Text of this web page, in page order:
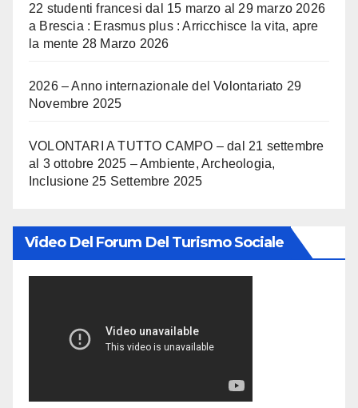
22 studenti francesi dal 15 marzo al 29 marzo 2026
a Brescia : Erasmus plus : Arricchisce la vita, apre
la mente 28 Marzo 2026
2026 – Anno internazionale del Volontariato 29
Novembre 2025
VOLONTARI A TUTTO CAMPO – dal 21 settembre
al 3 ottobre 2025 – Ambiente, Archeologia,
Inclusione 25 Settembre 2025
Video Del Forum Del Turismo Sociale